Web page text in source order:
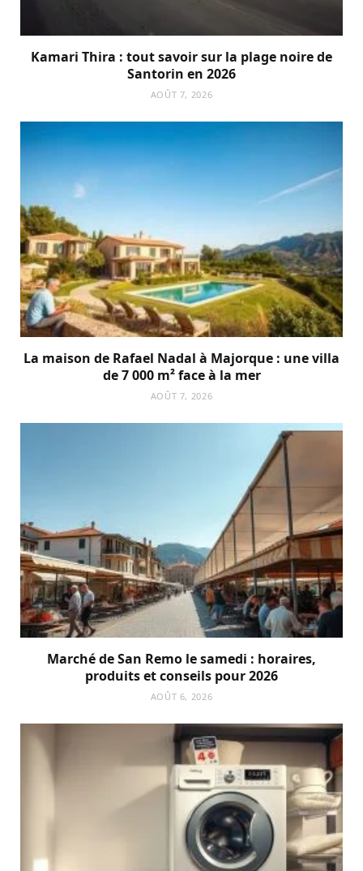
Kamari Thira : tout savoir sur la plage noire de
Santorin en 2026
AOÛT 7, 2026
La maison de Rafael Nadal à Majorque : une villa
de 7 000 m² face à la mer
AOÛT 7, 2026
Marché de San Remo le samedi : horaires,
produits et conseils pour 2026
AOÛT 6, 2026